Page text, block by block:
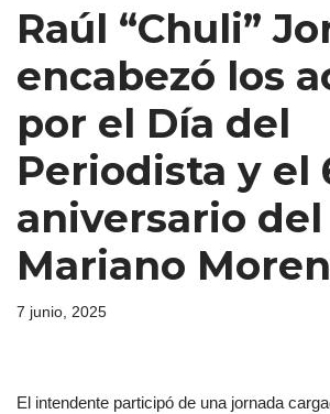
Raúl “Chuli”
encabezó los
por el Día del
Periodista y el
aniversario
Mariano
7 junio, 2025
El intendente participó de una jornada